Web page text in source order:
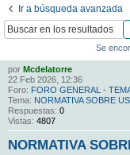
Ir a búsqueda avanzada
Se
por Mcdelatorre
22 Feb 2026, 12:36
Foro: FORO GENERAL -
Tema: NORMATIVA SOBRE
Respuestas: 0
Vistas: 4807
NORMATIVA